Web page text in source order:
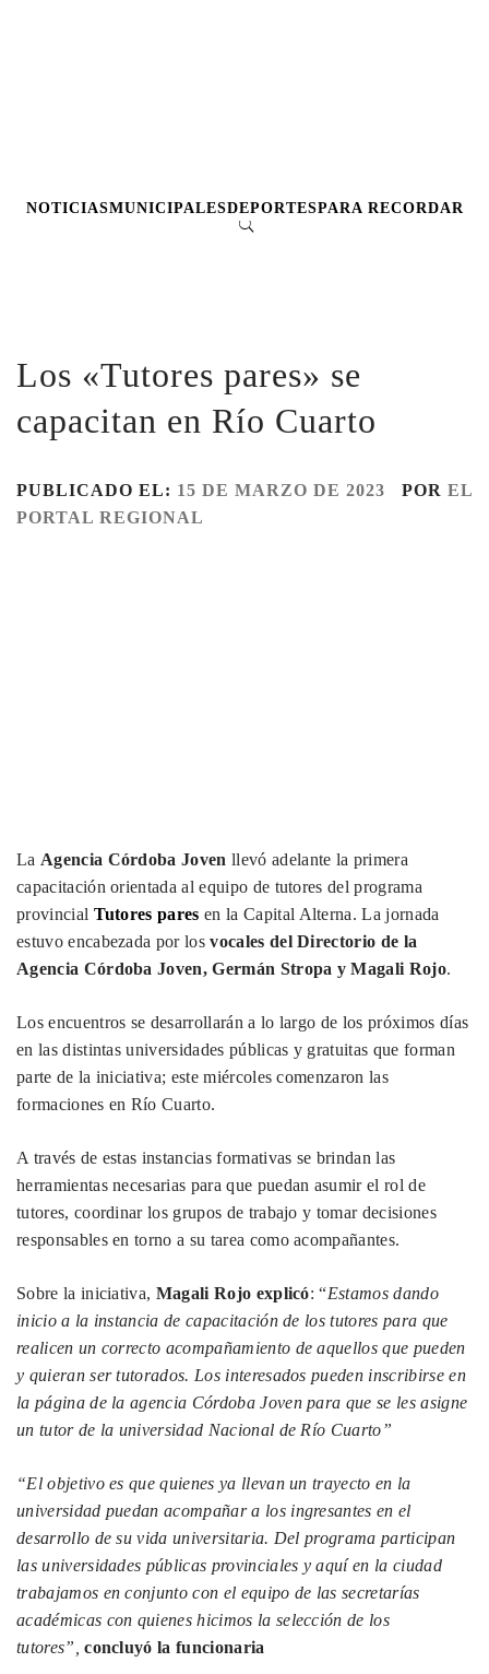
NOTICIASMUNICIPALESDEPORTESPARA RECORDAR
Los «Tutores pares» se
capacitan en Río Cuarto
PUBLICADO EL: 15 DE MARZO DE 2023 POR EL
PORTAL REGIONAL
La Agencia Córdoba Joven llevó adelante la primera
capacitación orientada al equipo de tutores del programa
provincial Tutores pares en la Capital Alterna. La jornada
estuvo encabezada por losvocales del Directorio de la
Agencia Córdoba Joven, Germán Stropa y Magali Rojo.
Los encuentros se desarrollarán a lo largo de los próximos días
en las distintas universidades públicas y gratuitas que forman
parte de la iniciativa; este miércoles comenzaron las
formaciones en Río Cuarto.
A través de estas instancias formativas se brindan las
herramientas necesarias para que puedan asumir el rol de
tutores, coordinar los grupos de trabajo y tomar decisiones
responsables en torno a su tarea como acompañantes.
Sobre la iniciativa, Magali Rojo explicó: “Estamos dando
inicio a la instancia de capacitación de los tutores para que
realicen un correcto acompañamiento de aquellos que pueden
y quieran ser tutorados. Los interesados pueden inscribirse en
la página de la agencia Córdoba Joven para que se les asigne
un tutor de la universidad Nacional de Río Cuarto”
“El objetivo es que quienes ya llevan un trayecto en la
universidad puedan acompañar a los ingresantes en el
desarrollo de su vida universitaria. Del programa participan
las universidades públicas provinciales y aquí en la ciudad
trabajamos en conjunto con el equipo de las secretarías
académicas con quienes hicimos la selección de los
tutores”,concluyó la funcionaria